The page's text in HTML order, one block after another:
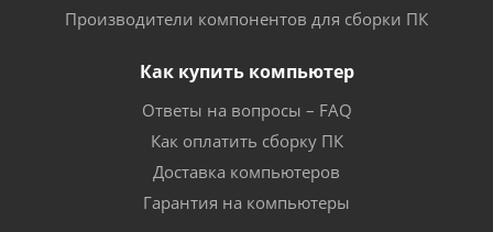
Производители компонентов для сборки ПК
Как купить компьютер
Ответы на вопросы – FAQ
Как оплатить сборку ПК
Доставка компьютеров
Гарантия на компьютеры